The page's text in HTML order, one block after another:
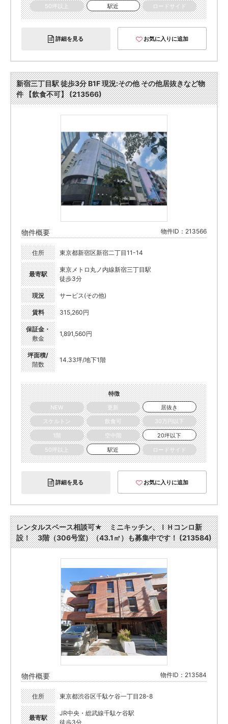
50坪以上
駅近 ロードサイド
詳細を見る お気に入りに追加
新宿三丁目駅 徒歩3分 B1F 現況:その他 その他居抜きなど物
件 【飲食不可】 (213566)
物件概要 物件ID：213566
住所 東京都新宿区新宿二丁目11-14
最寄駅
東京メトロ丸ノ内線新宿三丁目駅
徒歩3分
現況 サービス(その他)
賃料 315,260円
保証金・
敷金
1,891,560円
坪面積/
階数
14.33坪/地下1階
特徴
NEW
更新
居抜き
スケルトン
飲食可
30万円以下
1階
空中階
20坪以下
50坪以上
駅近 ロードサイド
詳細を見る お気に入りに追加
レンタルスペース相談可★ ミニキッチン、ＩＨコンロ新
設！ 3階（306号室）（43.1㎡）も募集中です！ (213584)
物件概要 物件ID：213584
住所 東京都渋谷区千駄ケ谷一丁目28-8
最寄駅
JR中央・総武線千駄ケ谷駅
徒歩3分